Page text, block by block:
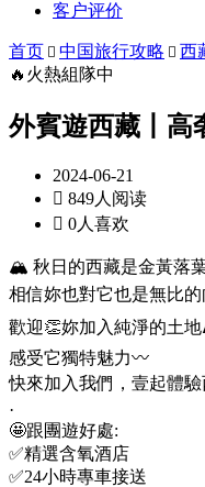
客户评价
首页  中国旅行攻略  西
🔥火熱組隊中
外賓遊西藏丨高
2024-06-21
 849人阅读
 0人喜欢
🏔️ 秋日的西藏是金黃落
相信妳也對它也是無比的
歡迎👏妳加入純淨的土
感受它獨特魅力〰️
快來加入我們，壹起體
·
🤩跟團遊好處:
✅精選含氧酒店
✅24小時專車接送